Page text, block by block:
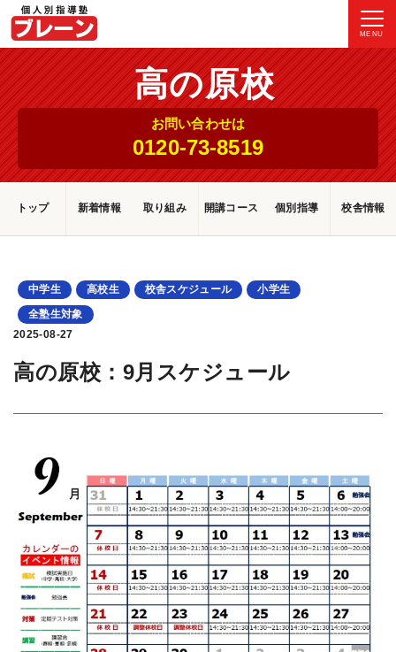
MENU
高の原校
お問い合わせは
0120-73-8519
トップ 新着情報 取り組み 開講コース 個別指導 校舎情報
中学生 高校生 校舎スケジュール
小学生
全塾生対象
2025-08-27
高の原校：9月スケジュール